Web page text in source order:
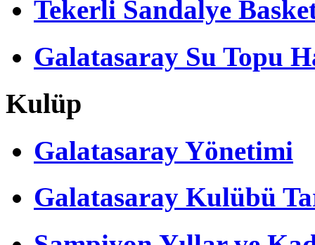
Tekerli Sandalye
Galatasaray Su Topu
Kulüp
Galatasaray Yönetimi
Galatasaray Kulübü